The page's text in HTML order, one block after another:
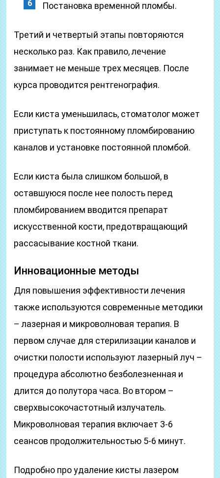
Постановка временной пломбы.
Третий и четвертый этапы повторяются
несколько раз. Как правило, лечение
занимает не меньше трех месяцев. После
курса проводится рентгенография.
Если киста уменьшилась, стоматолог может
приступать к постоянному пломбированию
каналов и установке постоянной пломбой.
Если киста была слишком большой, в
оставшуюся после нее полость перед
пломбированием вводится препарат
искусственной кости, предотвращающий
рассасывание костной ткани.
Инновационные методы
Для повышения эффективности лечения
также используются современные методики
– лазерная и микроволновая терапия. В
первом случае для стерилизации каналов и
очистки полости используют лазерный луч –
процедура абсолютно безболезненная и
длится до полутора часа. Во втором –
сверхвысокочастотный излучатель.
Микроволновая терапия включает 3-6
сеансов продолжительностью 5-6 минут.
Подробно про удаление кисты лазером